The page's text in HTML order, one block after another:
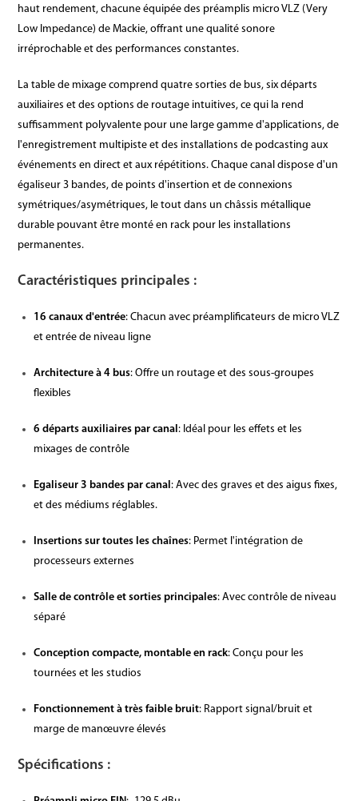
haut rendement, chacune équipée des préamplis micro VLZ (Very
Low Impedance) de Mackie, offrant une qualité sonore
irréprochable et des performances constantes.
La table de mixage comprend quatre sorties de bus, six départs
auxiliaires et des options de routage intuitives, ce qui la rend
suffisamment polyvalente pour une large gamme d'applications, de
l'enregistrement multipiste et des installations de podcasting aux
événements en direct et aux répétitions. Chaque canal dispose d'un
égaliseur 3 bandes, de points d'insertion et de connexions
symétriques/asymétriques, le tout dans un châssis métallique
durable pouvant être monté en rack pour les installations
permanentes.
Caractéristiques principales :
16 canaux d'entrée: Chacun avec préamplificateurs de micro VLZ
et entrée de niveau ligne
Architecture à 4 bus: Offre un routage et des sous-groupes
flexibles
6 départs auxiliaires par canal: Idéal pour les effets et les
mixages de contrôle
Egaliseur 3 bandes par canal: Avec des graves et des aigus fixes,
et des médiums réglables.
Insertions sur toutes les chaînes: Permet l'intégration de
processeurs externes
Salle de contrôle et sorties principales: Avec contrôle de niveau
séparé
Conception compacte, montable en rack: Conçu pour les
tournées et les studios
Fonctionnement à très faible bruit: Rapport signal/bruit et
marge de manœuvre élevés
Spécifications :